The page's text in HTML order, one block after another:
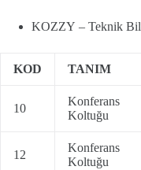
KOZZY – Teknik
KOD TANIM
10
Konferans
Koltuğu
12
Konferans
Koltuğu